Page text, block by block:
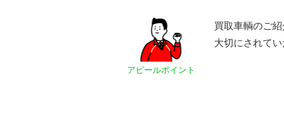
アピールポイント
買取車輌のご
大切にされて